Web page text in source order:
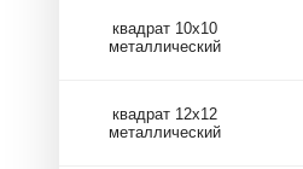
квадрат 10х10
металлический
квадрат 12х12
металлический